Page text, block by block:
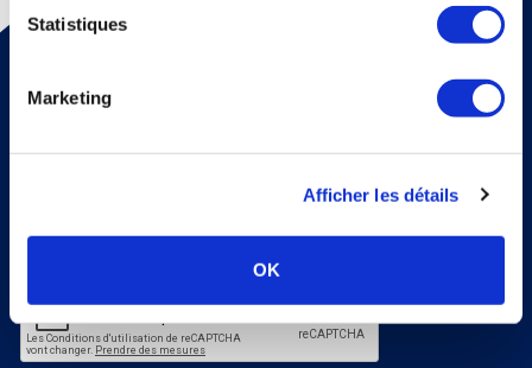
Statistiques
Marketing
Afficher les détails
OK
Pour recevoir une fois par mois un mail d'information sur
J'accepte de recevoir vos e-mails et confirme
avoir pris connaissance de votre politique de